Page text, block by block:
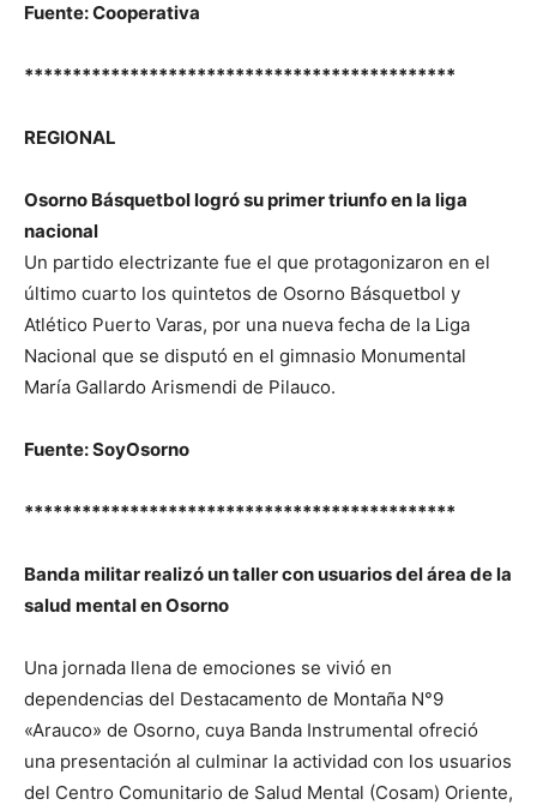
Fuente: Cooperativa
*********************************************
REGIONAL
Osorno Básquetbol logró su primer triunfo en la liga
nacional
Un partido electrizante fue el que protagonizaron en el
último cuarto los quintetos de Osorno Básquetbol y
Atlético Puerto Varas, por una nueva fecha de la Liga
Nacional que se disputó en el gimnasio Monumental
María Gallardo Arismendi de Pilauco.
Fuente: SoyOsorno
*********************************************
Banda militar realizó un taller con usuarios del área de la
salud mental en Osorno
Una jornada llena de emociones se vivió en
dependencias del Destacamento de Montaña N°9
«Arauco» de Osorno, cuya Banda Instrumental ofreció
una presentación al culminar la actividad con los usuarios
del Centro Comunitario de Salud Mental (Cosam) Oriente,